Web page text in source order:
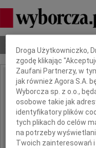
Nekrologi Odeszli
IMIĘ I NAZWISKO:
REGION:
DATA EMISJI:
Dbamy o Twoją
Droga Użytkowniczko,
zgodę klikając
Zaufani Partnerzy, w
jak również Agora S.A.
Wyborcza sp. z o.o.,
osobowe takie jak
identyfikatory plików
tych plikach do celów
na potrzeby
Twoich zainteresowań